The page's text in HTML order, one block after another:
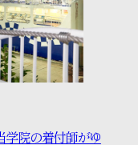
院の着付師がゆ